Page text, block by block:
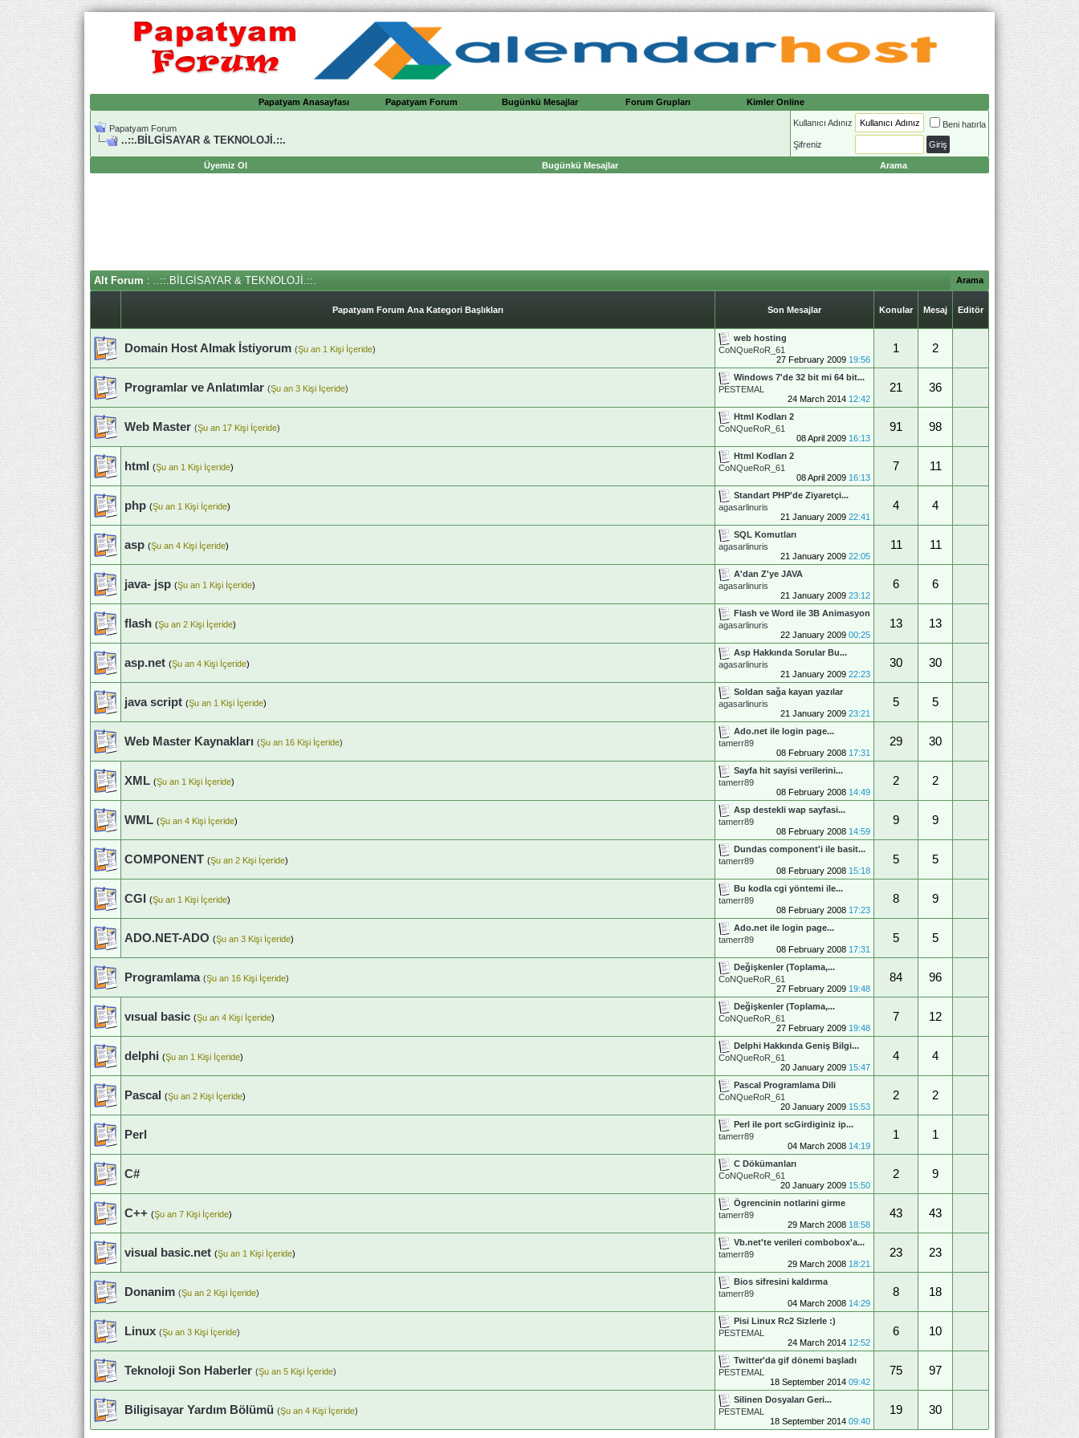
Papatyam Anasayfası Papatyam Forum Bugünkü Mesajlar Forum Grupları Kimler Online
Papatyam Forum
..::.BİLGİSAYAR & TEKNOLOJİ.::.
Kullanıcı Adınız Beni hatırla
Şifreniz
Üyemiz Ol Bugünkü Mesajlar Arama
Alt Forum : ..::.BİLGİSAYAR & TEKNOLOJİ.::. Arama
Papatyam Forum Ana Kategori Başlıkları Son Mesajlar Konular Mesaj Editör
Domain Host Almak İstiyorum (Şu an 1 Kişi İçeride)
web hosting
CoNQueRoR_61
27 February 2009 19:56
1 2
Programlar ve Anlatımlar (Şu an 3 Kişi İçeride)
Windows 7'de 32 bit mi 64 bit...
PESTEMAL
24 March 2014 12:42
21 36
Web Master (Şu an 17 Kişi İçeride)
Html Kodları 2
CoNQueRoR_61
08 April 2009 16:13
91 98
html (Şu an 1 Kişi İçeride)
Html Kodları 2
CoNQueRoR_61
08 April 2009 16:13
7 11
php (Şu an 1 Kişi İçeride)
Standart PHP'de Ziyaretçi...
agasarlinuris
21 January 2009 22:41
4 4
asp (Şu an 4 Kişi İçeride)
SQL Komutları
agasarlinuris
21 January 2009 22:05
11 11
java- jsp (Şu an 1 Kişi İçeride)
A'dan Z'ye JAVA
agasarlinuris
21 January 2009 23:12
6 6
flash (Şu an 2 Kişi İçeride)
Flash ve Word ile 3B Animasyon
agasarlinuris
22 January 2009 00:25
13 13
asp.net (Şu an 4 Kişi İçeride)
Asp Hakkında Sorular Bu...
agasarlinuris
21 January 2009 22:23
30 30
java script (Şu an 1 Kişi İçeride)
Soldan sağa kayan yazılar
agasarlinuris
21 January 2009 23:21
5 5
Web Master Kaynakları (Şu an 16 Kişi İçeride)
Ado.net ile login page...
tamerr89
08 February 2008 17:31
29 30
XML (Şu an 1 Kişi İçeride)
Sayfa hit sayisi verilerini...
tamerr89
08 February 2008 14:49
2 2
WML (Şu an 4 Kişi İçeride)
Asp destekli wap sayfasi...
tamerr89
08 February 2008 14:59
9 9
COMPONENT (Şu an 2 Kişi İçeride)
Dundas component'i ile basit...
tamerr89
08 February 2008 15:18
5 5
CGI (Şu an 1 Kişi İçeride)
Bu kodla cgi yöntemi ile...
tamerr89
08 February 2008 17:23
8 9
ADO.NET-ADO (Şu an 3 Kişi İçeride)
Ado.net ile login page...
tamerr89
08 February 2008 17:31
5 5
Programlama (Şu an 16 Kişi İçeride)
Değişkenler (Toplama,...
CoNQueRoR_61
27 February 2009 19:48
84 96
vısual basic (Şu an 4 Kişi İçeride)
Değişkenler (Toplama,...
CoNQueRoR_61
27 February 2009 19:48
7 12
delphi (Şu an 1 Kişi İçeride)
Delphi Hakkında Geniş Bilgi...
CoNQueRoR_61
20 January 2009 15:47
4 4
Pascal (Şu an 2 Kişi İçeride)
Pascal Programlama Dili
CoNQueRoR_61
20 January 2009 15:53
2 2
Perl
Perl ile port scGirdiginiz ip...
tamerr89
04 March 2008 14:19
1 1
C#
C Dökümanları
CoNQueRoR_61
20 January 2009 15:50
2 9
C++ (Şu an 7 Kişi İçeride)
Ögrencinin notlarini girme
tamerr89
29 March 2008 18:58
43 43
visual basic.net (Şu an 1 Kişi İçeride)
Vb.net'te verileri combobox'a...
tamerr89
29 March 2008 18:21
23 23
Donanim (Şu an 2 Kişi İçeride)
Bios sifresini kaldırma
tamerr89
04 March 2008 14:29
8 18
Linux (Şu an 3 Kişi İçeride)
Pisi Linux Rc2 Sizlerle :)
PESTEMAL
24 March 2014 12:52
6 10
Teknoloji Son Haberler (Şu an 5 Kişi İçeride)
Twitter'da gif dönemi başladı
PESTEMAL
18 September 2014 09:42
75 97
Biligisayar Yardım Bölümü (Şu an 4 Kişi İçeride)
Silinen Dosyaları Geri...
PESTEMAL
18 September 2014 09:40
19 30